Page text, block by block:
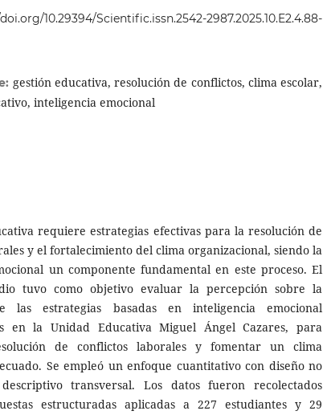
10.29394/Scientific.issn.2542-2987.2025.10.E2.4.88-
gestión educativa, resolución de conflictos, clima escolar,
inteligencia emocional
requiere estrategias efectivas para la resolución de
y el fortalecimiento del clima organizacional, siendo la
un componente fundamental en este proceso. El
tuvo como objetivo evaluar la percepción sobre la
las estrategias basadas en inteligencia emocional
en la Unidad Educativa Miguel Ángel Cazares, para
de conflictos laborales y fomentar un clima
Se empleó un enfoque cuantitativo con diseño no
transversal. Los datos fueron recolectados
estructuradas aplicadas a 227 estudiantes y 29